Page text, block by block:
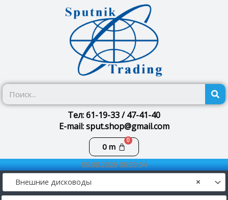
Тел: 61-19-33 / 47-41-40
E-mail: sput.shop@gmail.com
0m
Корзина
09.08.2026 06:33:55
×
Внешние дисководы